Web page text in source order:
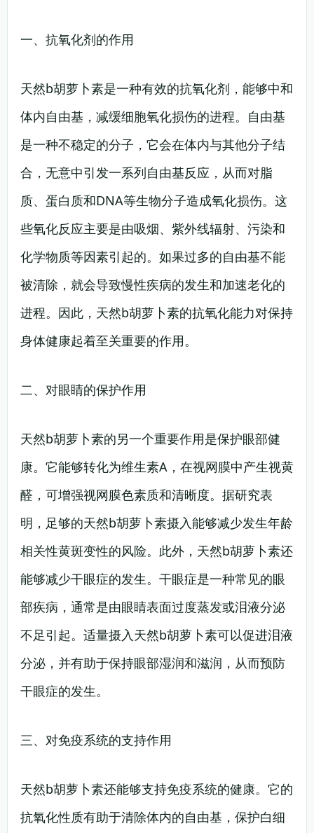
一、抗氧化剂的作用
天然b胡萝卜素是一种有效的抗氧化剂，能够中和
体内自由基，减缓细胞氧化损伤的进程。自由基
是一种不稳定的分子，它会在体内与其他分子结
合，无意中引发一系列自由基反应，从而对脂
质、蛋白质和DNA等生物分子造成氧化损伤。这
些氧化反应主要是由吸烟、紫外线辐射、污染和
化学物质等因素引起的。如果过多的自由基不能
被清除，就会导致慢性疾病的发生和加速老化的
进程。因此，天然b胡萝卜素的抗氧化能力对保持
身体健康起着至关重要的作用。
二、对眼睛的保护作用
天然b胡萝卜素的另一个重要作用是保护眼部健
康。它能够转化为维生素A，在视网膜中产生视黄
醛，可增强视网膜色素质和清晰度。据研究表
明，足够的天然b胡萝卜素摄入能够减少发生年龄
相关性黄斑变性的风险。此外，天然b胡萝卜素还
能够减少干眼症的发生。干眼症是一种常见的眼
部疾病，通常是由眼睛表面过度蒸发或泪液分泌
不足引起。适量摄入天然b胡萝卜素可以促进泪液
分泌，并有助于保持眼部湿润和滋润，从而预防
干眼症的发生。
三、对免疫系统的支持作用
天然b胡萝卜素还能够支持免疫系统的健康。它的
抗氧化性质有助于清除体内的自由基，保护白细